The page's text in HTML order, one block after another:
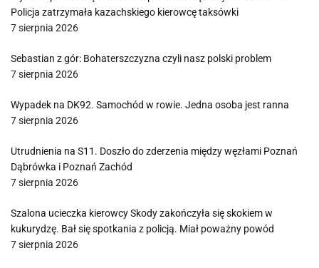
Policja zatrzymała kazachskiego kierowcę taksówki
7 sierpnia 2026
Sebastian z gór: Bohaterszczyzna czyli nasz polski problem
7 sierpnia 2026
Wypadek na DK92. Samochód w rowie. Jedna osoba jest ranna
7 sierpnia 2026
Utrudnienia na S11. Doszło do zderzenia między węzłami Poznań
Dąbrówka i Poznań Zachód
7 sierpnia 2026
Szalona ucieczka kierowcy Skody zakończyła się skokiem w
kukurydzę. Bał się spotkania z policją. Miał poważny powód
7 sierpnia 2026